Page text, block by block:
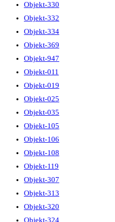
Objekt-330
Objekt-332
Objekt-334
Objekt-369
Objekt-947
Objekt-011
Objekt-019
Objekt-025
Objekt-035
Objekt-105
Objekt-106
Objekt-108
Objekt-119
Objekt-307
Objekt-313
Objekt-320
Objekt-324